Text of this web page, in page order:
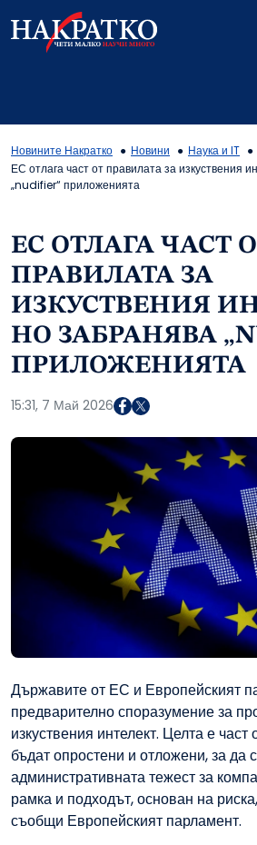
Новините Накратко Новини
Наука и IT
ЕС отлага част от правилата за изкуствения
„nudifier“ приложенията
ЕС ОТЛАГА ЧАСТ
ПРАВИЛАТА ЗА
ИЗКУСТВЕНИЯ
НО ЗАБРАНЯВА
ПРИЛОЖЕНИЯТА
15:31, 7 Май 2026
Държавите от ЕС и Европейският
предварително споразумение за
изкуствения интелект. Целта е
бъдат опростени и отложени, за да
административната тежест за
рамка и подходът, основан на
съобщи Европейският парламент.